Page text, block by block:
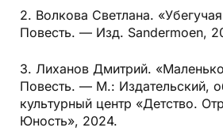
2. Волкова Светлана.
Повесть. — Изд. Sandermoen,
3. Лиханов Дмитрий.
Повесть. — М.: Издательский,
культурный центр «Детство.
Юность», 2024.